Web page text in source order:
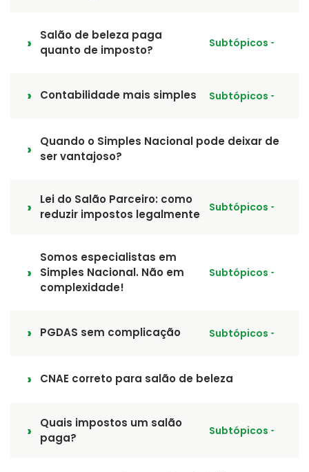
Salão de beleza paga
quanto de imposto?
Subtópicos
Contabilidade mais simples Subtópicos
Quando o Simples Nacional pode deixar de
ser vantajoso?
Lei do Salão Parceiro: como
reduzir impostos legalmente
Subtópicos
Somos especialistas em
Simples Nacional. Não em
complexidade!
Subtópicos
PGDAS sem complicação Subtópicos
CNAE correto para salão de beleza
Quais impostos um salão
paga?
Subtópicos